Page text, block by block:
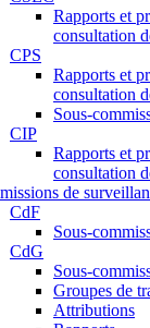
Rapports et
consultation
CPS
Rapports et
consultation
Sous-
CIP
Rapports et
consultation
de
CdF
Sous-
CdG
Sous-
Groupes de
Attributions